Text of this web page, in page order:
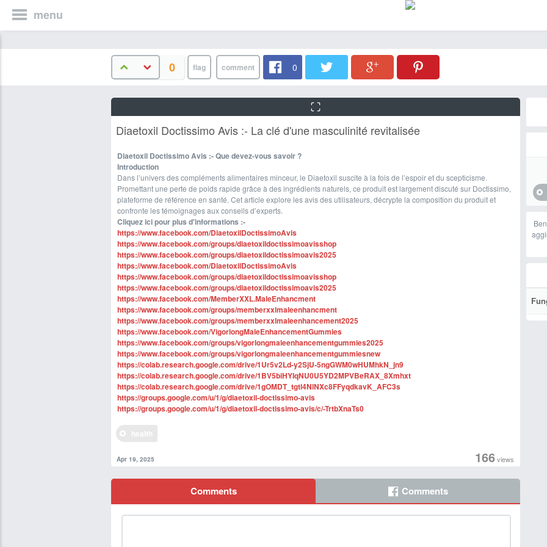
menu
0 0
Diaetoxil Doctissimo Avis :- La clé d'une masculinité revitalisée
Diaetoxil Doctissimo Avis :- Que devez-vous savoir ?
Introduction
Dans l’univers des compléments alimentaires minceur, le Diaetoxil suscite à la fois de l’espoir et du scepticisme.
Promettant une perte de poids rapide grâce à des ingrédients naturels, ce produit est largement discuté sur Doctissimo,
plateforme de référence en santé. Cet article explore les avis des utilisateurs, décrypte la composition du produit et
confronte les témoignages aux conseils d’experts.
Cliquez ici pour plus d'informations :-
https://www.facebook.com/DiaetoxilDoctissimoAvis
https://www.facebook.com/groups/diaetoxildoctissimoavisshop
https://www.facebook.com/groups/diaetoxildoctissimoavis2025
https://www.facebook.com/DiaetoxilDoctissimoAvis
https://www.facebook.com/groups/diaetoxildoctissimoavisshop
https://www.facebook.com/groups/diaetoxildoctissimoavis2025
https://www.facebook.com/MemberXXL.MaleEnhancment
https://www.facebook.com/groups/memberxxlmaleenhancment
https://www.facebook.com/groups/memberxxlmaleenhancement2025
https://www.facebook.com/VigorlongMaleEnhancementGummies
https://www.facebook.com/groups/vigorlongmaleenhancementgummies2025
https://www.facebook.com/groups/vigorlongmaleenhancementgummiesnew
https://colab.research.google.com/drive/1Ur5v2Ld-y2SjU-5ngGWM0wHUMhkN_jn9
https://colab.research.google.com/drive/1BV5biHYIqNU0U5YD2MPVBeRAX_8Xmhxt
https://colab.research.google.com/drive/1gOMDT_tgtl4NlNXc8FFyqdkavK_AFC3s
https://groups.google.com/u/1/g/diaetoxil-doctissimo-avis
https://groups.google.com/u/1/g/diaetoxil-doctissimo-avis/c/-TrtbXnaTs0
166views
Apr 19, 2025
Comments Comments